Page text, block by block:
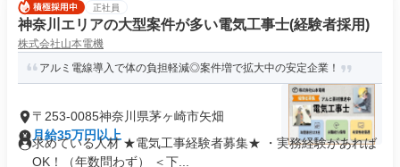
正社員
神奈川エリアの大型案件が多い電気工事士(経験者採用)
株式会社山本電機
アルミ電線導入で体の負担軽減◎案件増で拡大中の安定企業！
〒253-0085神奈川県茅ヶ崎市矢畑
月給35万円以上
求めている人材 ★電気工事経験者募集★ ・実務経験があれば
OK！（年数問わず） ＜下...